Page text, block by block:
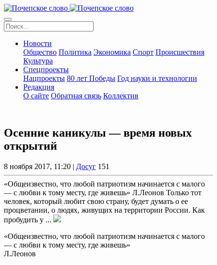
Новости
Общество Политика Экономика Спорт Происшествия
Культура
Спецпроекты
Нацпроекты 80 лет Победы Год науки и технологии
Редакция
О сайте Обратная связь Коллектив
Осенние каникулы — время новых
открытий
8 ноября 2017, 11:20 | Досуг 151
«Общеизвестно, что любой патриотизм начинается с малого
— с любви к тому месту, где живешь» Л.Леонов Только тот
человек, который любит свою страну, будет думать о ее
процветании, о людях, живущих на территории России. Как
пробудить у ...
«Общеизвестно, что любой патриотизм начинается с малого
— с любви к тому месту, где живешь»
Л.Леонов